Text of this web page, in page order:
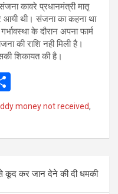
कावरे प्रधानमंत्री मातृ
आयी थी। संजना का कहना था
के दौरान अपना फार्म
की राशि नही मिली है।
शिकायत की है।
h
e
money not received,
कर जान देने की दी धमकी